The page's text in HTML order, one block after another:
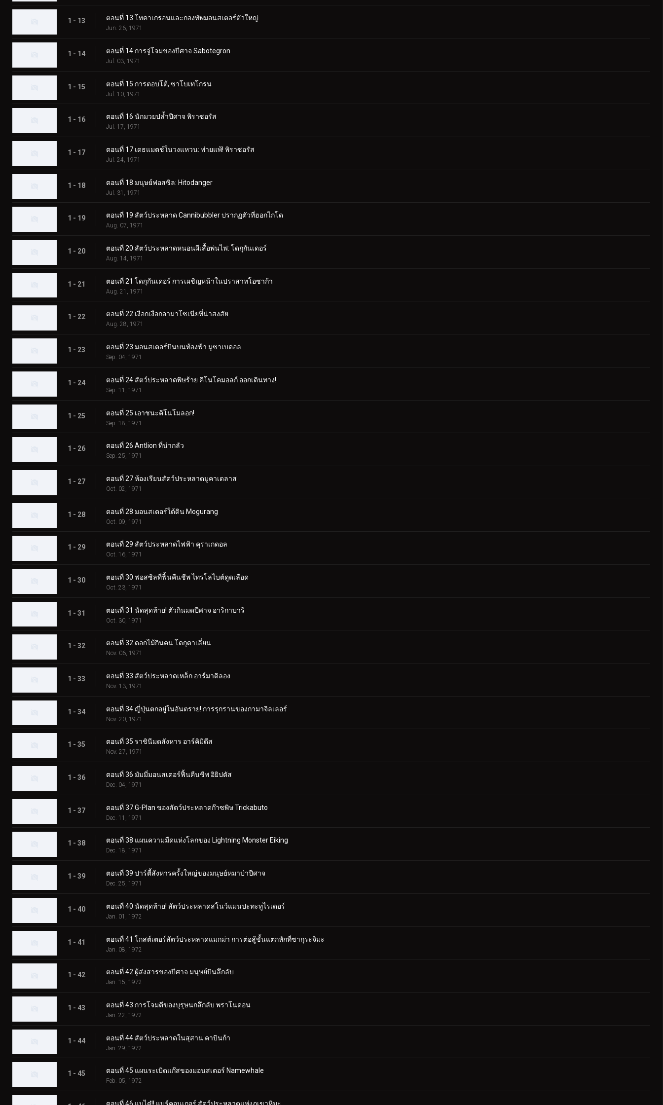
1 - 13 ตอนที่ 13 โทคาเกรอนและกองทัพมอนสเตอร์ตัวใหญ่
Jun. 26, 1971
1 - 14 ตอนที่ 14 การจู่โจมของปีศาจ Sabotegron
Jul. 03, 1971
1 - 15 ตอนที่ 15 การตอบโต้, ซาโบเทโกรน
Jul. 10, 1971
1 - 16 ตอนที่ 16 นักมวยปล้ำปีศาจ พิราซอรัส
Jul. 17, 1971
1 - 17 ตอนที่ 17 เดธแมตช์ในวงแหวน: พ่ายแพ้! พิราซอรัส
Jul. 24, 1971
1 - 18 ตอนที่ 18 มนุษย์ฟอสซิล: Hitodanger
Jul. 31, 1971
1 - 19 ตอนที่ 19 สัตว์ประหลาด Cannibubbler ปรากฏตัวที่ฮอกไกโด
Aug. 07, 1971
1 - 20 ตอนที่ 20 สัตว์ประหลาดหนอนผีเสื้อพ่นไฟ: โดกุกันเดอร์
Aug. 14, 1971
1 - 21 ตอนที่ 21 โดกุกันเดอร์ การเผชิญหน้าในปราสาทโอซาก้า
Aug. 21, 1971
1 - 22 ตอนที่ 22 เงือกเงือกอามาโซเนียที่น่าสงสัย
Aug. 28, 1971
1 - 23 ตอนที่ 23 มอนสเตอร์บินบนท้องฟ้า มูซาเบดอล
Sep. 04, 1971
1 - 24 ตอนที่ 24 สัตว์ประหลาดพิษร้าย คิโนโคมอลก์ ออกเดินทาง!
Sep. 11, 1971
1 - 25 ตอนที่ 25 เอาชนะคิโนโมลอก!
Sep. 18, 1971
1 - 26 ตอนที่ 26 Antlion ที่น่ากลัว
Sep. 25, 1971
1 - 27 ตอนที่ 27 ห้องเรียนสัตว์ประหลาดมูคาเดลาส
Oct. 02, 1971
1 - 28 ตอนที่ 28 มอนสเตอร์ใต้ดิน Mogurang
Oct. 09, 1971
1 - 29 ตอนที่ 29 สัตว์ประหลาดไฟฟ้า คุราเกดอล
Oct. 16, 1971
1 - 30 ตอนที่ 30 ฟอสซิลที่ฟื้นคืนชีพ ไทรโลไบต์ดูดเลือด
Oct. 23, 1971
1 - 31 ตอนที่ 31 นัดสุดท้าย! ตัวกินมดปีศาจ อาริกาบาริ
Oct. 30, 1971
1 - 32 ตอนที่ 32 ดอกไม้กินคน โดกุดาเลี่ยน
Nov. 06, 1971
1 - 33 ตอนที่ 33 สัตว์ประหลาดเหล็ก อาร์มาดิลอง
Nov. 13, 1971
1 - 34 ตอนที่ 34 ญี่ปุ่นตกอยู่ในอันตราย! การรุกรานของกามาจิลเลอร์
Nov. 20, 1971
1 - 35 ตอนที่ 35 ราชินีมดสังหาร อาร์คิมิดีส
Nov. 27, 1971
1 - 36 ตอนที่ 36 มัมมี่มอนสเตอร์ฟื้นคืนชีพ อิยิปตัส
Dec. 04, 1971
1 - 37 ตอนที่ 37 G-Plan ของสัตว์ประหลาดก๊าซพิษ Trickabuto
Dec. 11, 1971
1 - 38 ตอนที่ 38 แผนความมืดแห่งโลกของ Lightning Monster Eiking
Dec. 18, 1971
1 - 39 ตอนที่ 39 ปาร์ตี้สังหารครั้งใหญ่ของมนุษย์หมาป่าปีศาจ
Dec. 25, 1971
1 - 40 ตอนที่ 40 นัดสุดท้าย! สัตว์ประหลาดสโนว์แมนปะทะทูไรเดอร์
Jan. 01, 1972
1 - 41 ตอนที่ 41 โกสต์เตอร์สัตว์ประหลาดแมกม่า การต่อสู้ขั้นแตกหักที่ซากุระจิมะ
Jan. 08, 1972
1 - 42 ตอนที่ 42 ผู้ส่งสารของปีศาจ มนุษย์บินลึกลับ
Jan. 15, 1972
1 - 43 ตอนที่ 43 การโจมตีของบุรุษนกลึกลับ พราโนดอน
Jan. 22, 1972
1 - 44 ตอนที่ 44 สัตว์ประหลาดในสุสาน คาบินก้า
Jan. 29, 1972
1 - 45 ตอนที่ 45 แผนระเบิดแก๊สของมอนสเตอร์ Namewhale
Feb. 05, 1972